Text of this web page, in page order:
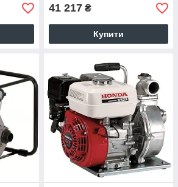
41 217 ₴
Купити